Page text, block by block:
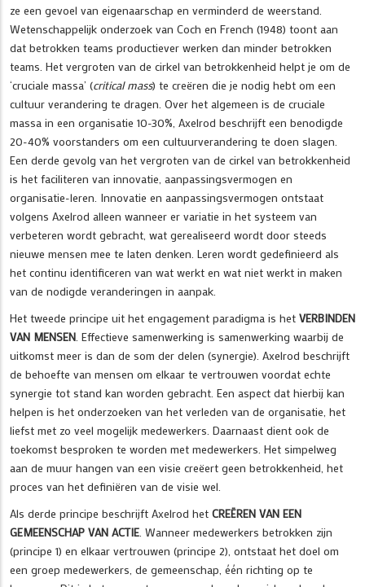
ze een gevoel van eigenaarschap en verminderd de weerstand.
Wetenschappelijk onderzoek van Coch en French (1948) toont aan
dat betrokken teams productiever werken dan minder betrokken
teams. Het vergroten van de cirkel van betrokkenheid helpt je om de
‘cruciale massa’ (critical mass) te creëren die je nodig hebt om een
cultuur verandering te dragen. Over het algemeen is de cruciale
massa in een organisatie 10-30%, Axelrod beschrijft een benodigde
20-40% voorstanders om een cultuurverandering te doen slagen.
Een derde gevolg van het vergroten van de cirkel van betrokkenheid
is het faciliteren van innovatie, aanpassingsvermogen en
organisatie-leren. Innovatie en aanpassingsvermogen ontstaat
volgens Axelrod alleen wanneer er variatie in het systeem van
verbeteren wordt gebracht, wat gerealiseerd wordt door steeds
nieuwe mensen mee te laten denken. Leren wordt gedefinieerd als
het continu identificeren van wat werkt en wat niet werkt in maken
van de nodigde veranderingen in aanpak.
Het tweede principe uit het engagement paradigma is het VERBINDEN
VAN MENSEN . Effectieve samenwerking is samenwerking waarbij de
uitkomst meer is dan de som der delen (synergie). Axelrod beschrijft
de behoefte van mensen om elkaar te vertrouwen voordat echte
synergie tot stand kan worden gebracht. Een aspect dat hierbij kan
helpen is het onderzoeken van het verleden van de organisatie, het
liefst met zo veel mogelijk medewerkers. Daarnaast dient ook de
toekomst besproken te worden met medewerkers. Het simpelweg
aan de muur hangen van een visie creëert geen betrokkenheid, het
proces van het definiëren van de visie wel.
Als derde principe beschrijft Axelrod het CREËREN VAN EEN
GEMEENSCHAP VAN ACTIE . Wanneer medewerkers betrokken zijn
(principe 1) en elkaar vertrouwen (principe 2), ontstaat het doel om
een groep medewerkers, de gemeenschap, één richting op te